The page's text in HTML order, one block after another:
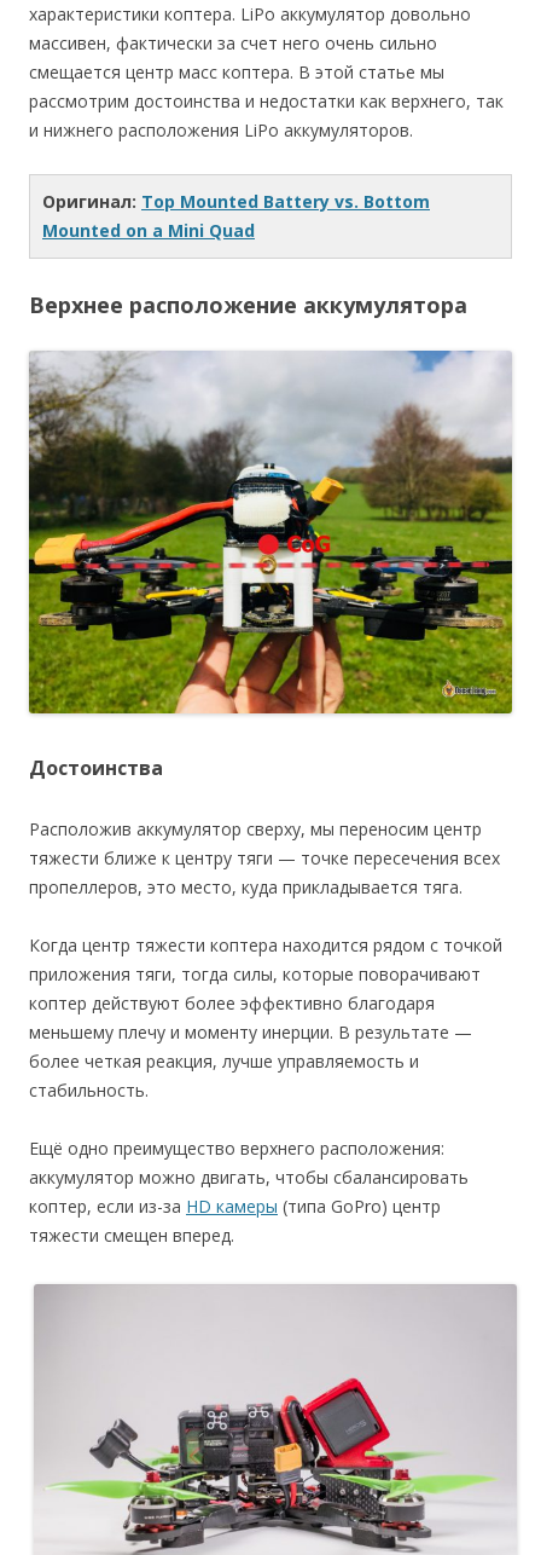
характеристики коптера. LiPo аккумулятор довольно
массивен, фактически за счет него очень сильно
смещается центр масс коптера. В этой статье мы
рассмотрим достоинства и недостатки как верхнего, так
и нижнего расположения LiPo аккумуляторов.
Оригинал: Top Mounted Battery vs. Bottom
Mounted on a Mini Quad
Верхнее расположение аккумулятора
Достоинства
Расположив аккумулятор сверху, мы переносим центр
тяжести ближе к центру тяги — точке пересечения всех
пропеллеров, это место, куда прикладывается тяга.
Когда центр тяжести коптера находится рядом с точкой
приложения тяги, тогда силы, которые поворачивают
коптер действуют более эффективно благодаря
меньшему плечу и моменту инерции. В результате —
более четкая реакция, лучше управляемость и
стабильность.
Ещё одно преимущество верхнего расположения:
аккумулятор можно двигать, чтобы сбалансировать
коптер, если из-за HD камеры (типа GoPro) центр
тяжести смещен вперед.